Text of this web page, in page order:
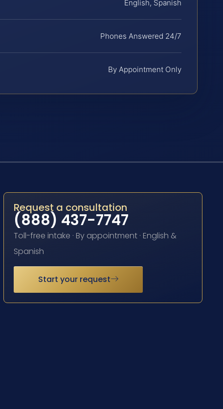
English, Spanish
Phones Answered 24/7
By Appointment Only
Request a consultation
(888) 437-7747
Toll-free intake · By appointment · English &
Spanish
Start your request